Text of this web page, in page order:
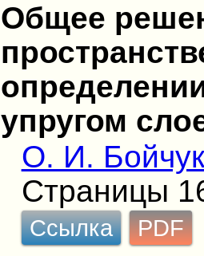
Общее
упругом
О. И. Бойчук
Страницы
Ссылка PDF